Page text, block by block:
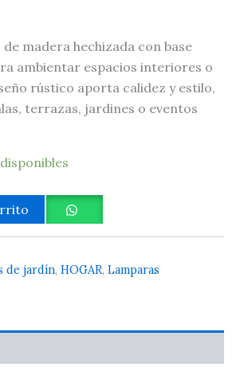
madera hechizada con base
ambientar espacios interiores o
rústico aporta calidez y estilo,
terrazas, jardines o eventos
disponibles
de jardín, HOGAR, Lamparas